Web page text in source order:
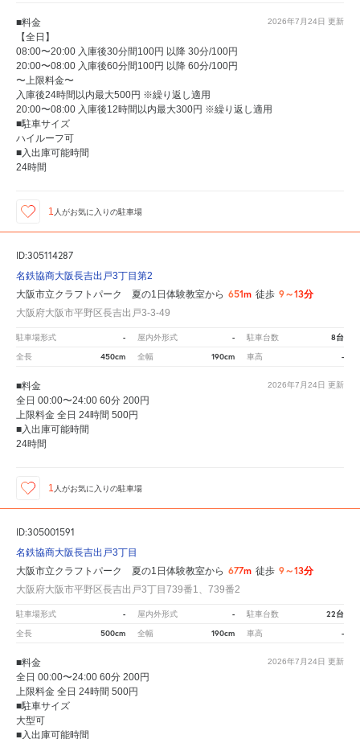
2026年7月24日 更新
■料金
【全日】
08:00〜20:00 入庫後30分間100円 以降 30分/100円
20:00〜08:00 入庫後60分間100円 以降 60分/100円
〜上限料金〜
入庫後24時間以内最大500円 ※繰り返し適用
20:00〜08:00 入庫後12時間以内最大300円 ※繰り返し適用
■駐車サイズ
ハイルーフ可
■入出庫可能時間
24時間
1 人がお気に入りの駐車場
ID:305114287
名鉄協商大阪長吉出戸3丁目第2
大阪市立クラフトパーク 夏の1日体験教室から 651m 徒歩 9～13分
大阪府大阪市平野区長吉出戸3-3-49
駐車場形式 - 屋内外形式 - 駐車台数 8台
全長 450cm 全幅 190cm 車高 -
2026年7月24日 更新
■料金
全日 00:00〜24:00 60分 200円
上限料金 全日 24時間 500円
■入出庫可能時間
24時間
1 人がお気に入りの駐車場
ID:305001591
名鉄協商大阪長吉出戸3丁目
大阪市立クラフトパーク 夏の1日体験教室から 677m 徒歩 9～13分
大阪府大阪市平野区長吉出戸3丁目739番1、739番2
駐車場形式 - 屋内外形式 - 駐車台数 22台
全長 500cm 全幅 190cm 車高 -
2026年7月24日 更新
■料金
全日 00:00〜24:00 60分 200円
上限料金 全日 24時間 500円
■駐車サイズ
大型可
■入出庫可能時間